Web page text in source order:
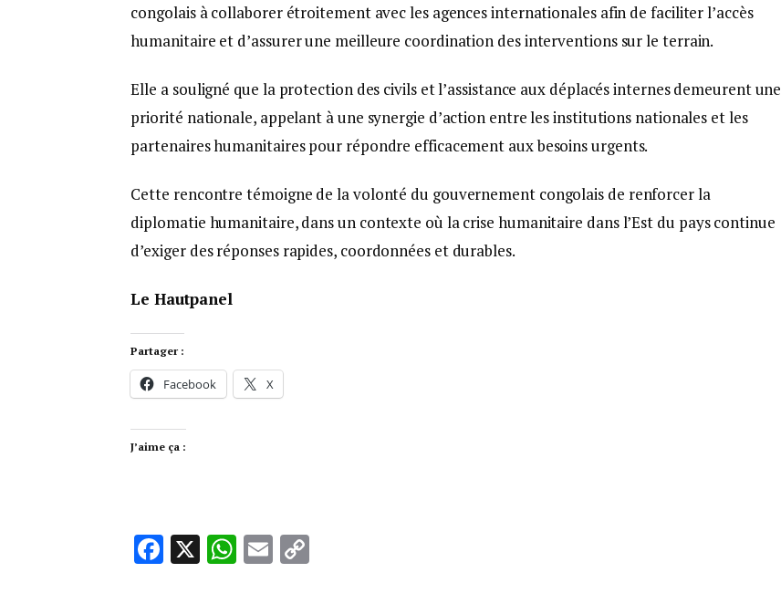
congolais à collaborer étroitement avec les agences internationales afin de faciliter l’accès
humanitaire et d’assurer une meilleure coordination des interventions sur le terrain.
Elle a souligné que la protection des civils et l’assistance aux déplacés internes demeurent une
priorité nationale, appelant à une synergie d’action entre les institutions nationales et les
partenaires humanitaires pour répondre efficacement aux besoins urgents.
Cette rencontre témoigne de la volonté du gouvernement congolais de renforcer la
diplomatie humanitaire, dans un contexte où la crise humanitaire dans l’Est du pays continue
d’exiger des réponses rapides, coordonnées et durables.
Le Hautpanel
Partager :
Facebook X
J’aime ça :
Facebook
X WhatsApp
Email